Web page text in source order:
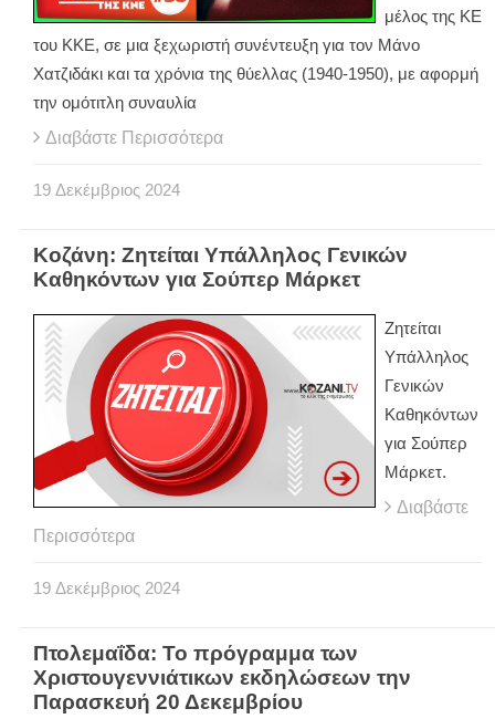
μέλος της ΚΕ
του ΚΚΕ, σε μια ξεχωριστή συνέντευξη για τον Μάνο
Χατζιδάκι και τα χρόνια της θύελλας (1940-1950), με αφορμή
την ομότιτλη συναυλία
Διαβάστε Περισσότερα
19 Δεκέμβριος 2024
Κοζάνη: Ζητείται Υπάλληλος Γενικών
Καθηκόντων για Σούπερ Μάρκετ
Ζητείται
Υπάλληλος
Γενικών
Καθηκόντων
για Σούπερ
Μάρκετ.
Διαβάστε
Περισσότερα
19 Δεκέμβριος 2024
Πτολεμαΐδα: Το πρόγραμμα των
Χριστουγεννιάτικων εκδηλώσεων την
Παρασκευή 20 Δεκεμβρίου